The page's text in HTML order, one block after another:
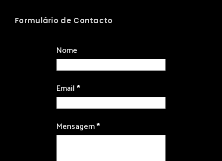
Formulário de Contacto
Nome
Email*
Mensagem*